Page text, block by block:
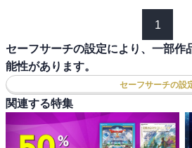
1
セーフサーチの設定により、一部作
能性があります。
セーフサーチの設
関連する特集